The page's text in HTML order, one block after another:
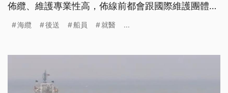
佈纜、維護專業性高，佈線前都會跟國際維護團體先
大。
海纜 後送 船員 就醫 ...